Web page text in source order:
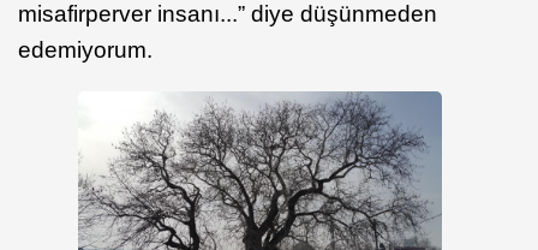
misafirperver insanı...” diye düşünmeden
edemiyorum.